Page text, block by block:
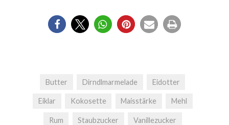
Butter Dirndlmarmelade Eidotter
Eiklar Kokosette Maisstärke Mehl
Rum Staubzucker Vanillezucker